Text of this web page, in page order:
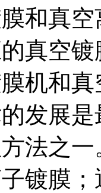
和真
真空
机和
发展
法之
镀膜